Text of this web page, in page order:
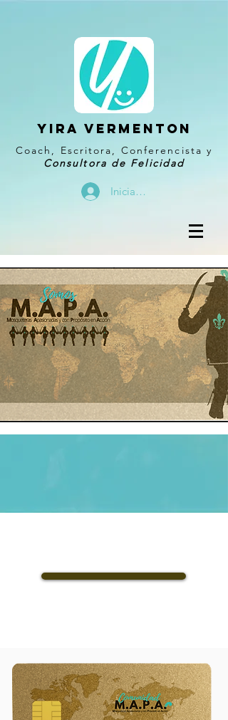
YIRA VERMENTON
Coach, Escritora, Conferencista y
Consultora de Felicidad
Iniciar sesión